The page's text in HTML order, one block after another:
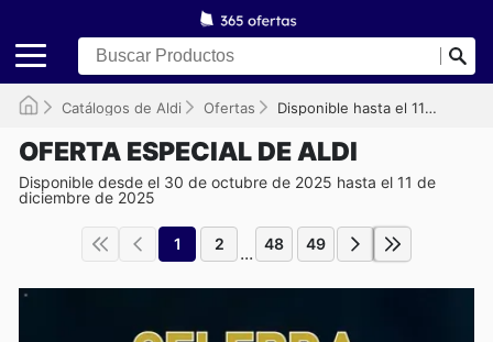
Catálogos de Aldi Ofertas Disponible hasta el 11/12/2025
OFERTA ESPECIAL DE ALDI
Disponible desde el 30 de octubre de 2025 hasta el 11 de
diciembre de 2025
1 2 ... 48 49